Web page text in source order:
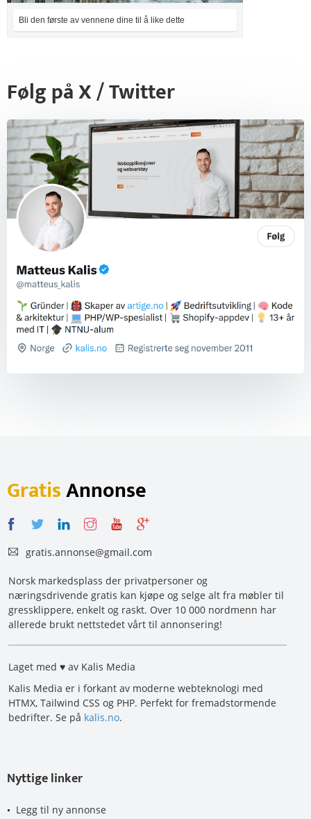
Bli den første av vennene dine til å like dette
Følg på X / Twitter
GratisAnnonse
gratis.annonse@gmail.com
Norsk markedsplass der privatpersoner og
næringsdrivende gratis kan kjøpe og selge alt fra møbler til
gressklippere, enkelt og raskt. Over 10 000 nordmenn har
allerede brukt nettstedet vårt til annonsering!
Laget med ♥ av Kalis Media
Kalis Media er i forkant av moderne webteknologi med
HTMX, Tailwind CSS og PHP. Perfekt for fremadstormende
bedrifter. Se på kalis.no.
Nyttige linker
Legg til ny annonse